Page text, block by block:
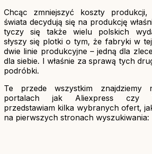
Chcąc zmniejszyć koszty
świata decydują się na produkcję
tyczy się także wielu polskich
słyszy się plotki o tym, że fabryki w
dwie linie produkcyjne – jedną dla
dla siebie. I właśnie za sprawą tych
podróbki.
Te przede wszystkim znajdziemy
portalach jak Aliexpress czy
przedstawiam kilka wybranych ofert,
na pierwszych stronach wyszukiwania: